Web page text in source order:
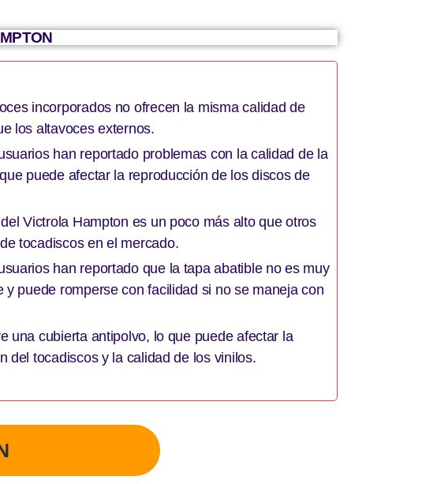
incorporados no ofrecen la misma calidad de
los altavoces externos.
han reportado problemas con la calidad de la
puede afectar la reproducción de los discos de
Victrola Hampton es un poco más alto que otros
tocadiscos en el mercado.
han reportado que la tapa abatible no es muy
y puede romperse con facilidad si no se maneja con
una cubierta antipolvo, lo que puede afectar la
del tocadiscos y la calidad de los vinilos.